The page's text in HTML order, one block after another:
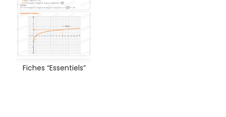
Fiches “Essentiels”